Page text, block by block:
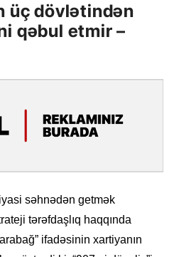
üç dövlətindən
qəbul etmir –
səhnədən getmək
tərəfdaşlıq haqqında
ifadəsinin xartiyanın